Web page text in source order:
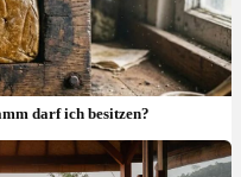
darf ich besitzen?